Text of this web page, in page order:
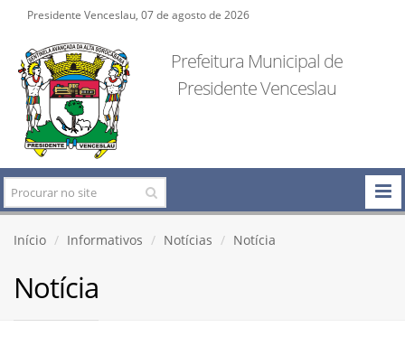
Presidente Venceslau, 07 de agosto de 2026
Prefeitura Municipal de
Presidente Venceslau
Início Informativos Notícias Notícia
Notícia